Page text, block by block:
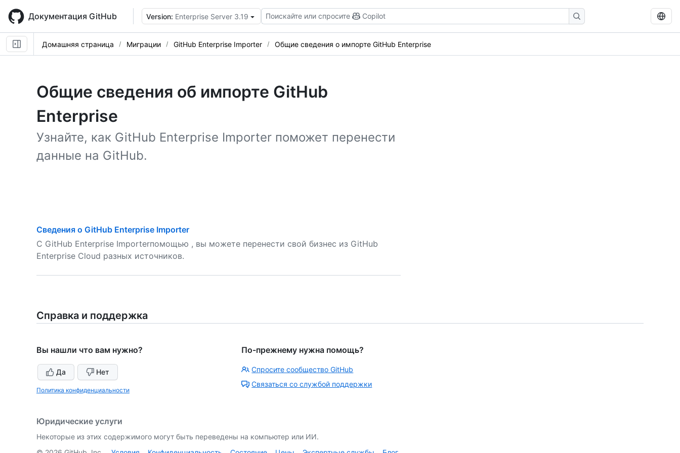
main
content
Документация GitHub Version: Enterprise Server 3.19 Поискайте или спросите Copilot
Домашняя страница Миграции GitHub Enterprise Importer Общие сведения о импорте GitHub Enterprise
Общие сведения об импорте GitHub
Enterprise
Узнайте, как GitHub Enterprise Importer поможет перенести
данные на GitHub.
Сведения о GitHub Enterprise Importer
С GitHub Enterprise Importerпомощью , вы можете перенести свой бизнес из GitHub
Enterprise Cloud разных источников.
Справка и поддержка
Вы нашли что вам нужно?
Да Нет
Политика конфиденциальности
По-прежнему нужна помощь?
Спросите сообщество GitHub
Связаться со службой поддержки
Юридические услуги
Некоторые из этих содержимого могут быть переведены на компьютер или ИИ.